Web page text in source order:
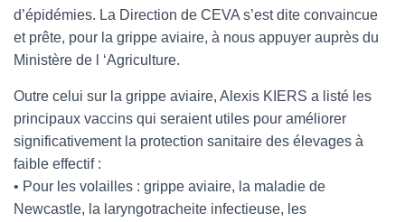
d’épidémies. La Direction de CEVA s’est dite convaincue
et prête, pour la grippe aviaire, à nous appuyer auprès du
Ministère de l ‘Agriculture.
Outre celui sur la grippe aviaire, Alexis KIERS a listé les
principaux vaccins qui seraient utiles pour améliorer
significativement la protection sanitaire des élevages à
faible effectif :
• Pour les volailles : grippe aviaire, la maladie de
Newcastle, la laryngotracheite infectieuse, les